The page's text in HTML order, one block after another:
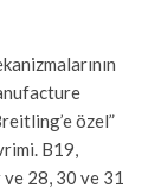
özel”
B19,
ve 28, 30 ve 31